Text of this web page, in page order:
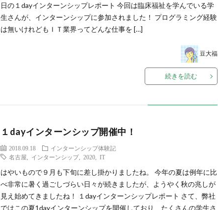
日の１dayインターンシップレポート 今回は臨床福祉を学んでいる学
生さんが、インターンシップに参加されました！ プログラミング経験
は無いけれどもＩＴ業界ってどんな仕事を […]
豆大福
続きを読む
１dayインターンシップ開催中！
2018.09.18
インターンシップ体験記
名古屋
インターンシップ,2020 ,IT
はやいもので９月も下旬に差し掛かりましたね。 今年の夏は例年に比
べ非常に暑く過ごしづらい日々が続きましたが、ようやく秋の兆しが
見え始めてきましたね！ １dayインターンシップレポート さて、弊社
ではこの夏1dayインターンシップを開催しており、たくさんの学生さ